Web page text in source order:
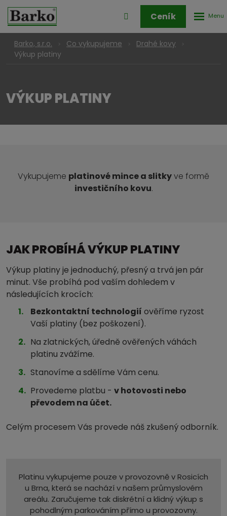
Přihlášení
klienstké
Ceník
Barko, s.r.o. Co vykupujeme
Drahé kovy
Výkup platiny
VÝKUP PLATINY
Vykupujeme platinové mince a slitkyve formě
investičního kovu.
JAK PROBÍHÁ VÝKUP PLATINY
Výkup platiny je jednoduchý, přesný a trvá jen pár
minut. Vše probíhá pod vaším dohledem v
následujících krocích:
Bezkontaktní technologií ověříme ryzost
Vaší platiny (bez poškození).
Na zlatnických, úředně ověřených váhách
platinu zvážíme.
Stanovíme a sdělíme Vám cenu.
Provedeme platbu - v hotovosti nebo
převodem na účet.
Celým procesem Vás provede náš zkušený odborník.
Platinu vykupujeme pouze v provozovně v Rosicích
u Brna, která se nachází v našem průmyslovém
areálu. Zaručujeme tak diskrétní a klidný výkup s
pohodlným parkováním přímo u provozovny.